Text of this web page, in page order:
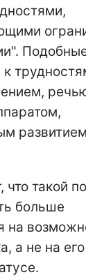
к
такой
больше
на
а не на его